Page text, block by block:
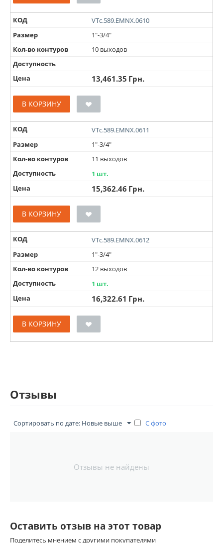
КОД
VTc.589.EMNX.0610
Размер
1"-3/4"
Кол-во контуров
10 выходов
Доступность
Цена
13,461.35 Грн.
В КОРЗИНУ
КОД
VTc.589.EMNX.0611
Размер
1"-3/4"
Кол-во контуров
11 выходов
Доступность
1 шт.
Цена
15,362.46 Грн.
В КОРЗИНУ
КОД
VTc.589.EMNX.0612
Размер
1"-3/4"
Кол-во контуров
12 выходов
Доступность
1 шт.
Цена
16,322.61 Грн.
В КОРЗИНУ
Отзывы
Сортировать по дате: Новые выше С фото
Отзывы не найдены
Оставить отзыв на этот товар
Поделитесь мнением с другими покупателями